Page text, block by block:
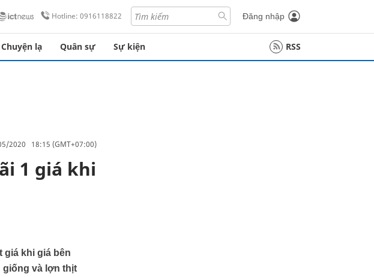
Hotline: 0916118822 Đăng nhập
Chuyện lạ Quân sự Sự kiện RSS
2020 18:15 (GMT+07:00)
1 giá khi
giá khi giá bên
giống và lợn thịt